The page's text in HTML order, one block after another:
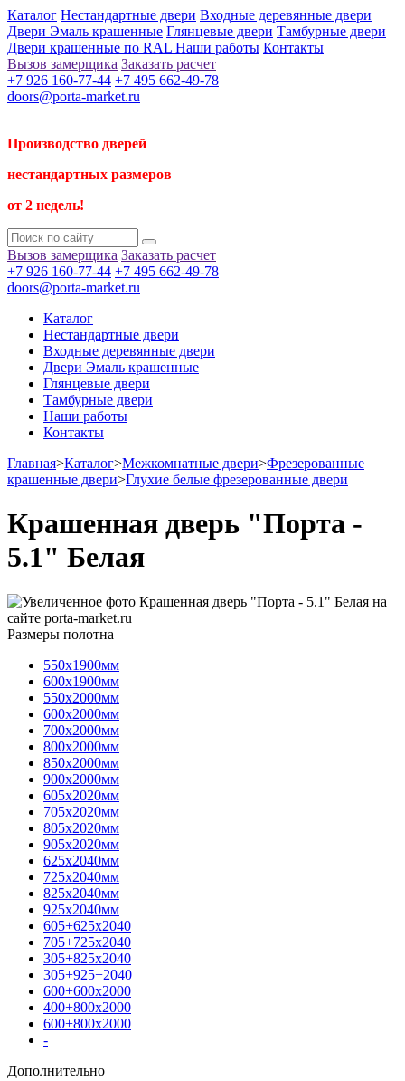
Каталог Нестандартные двери Входные деревянные двери
Двери Эмаль крашенные Глянцевые двери Тамбурные двери
Двери крашенные по RAL Наши работы Контакты
Вызов замерщика Заказать расчет
+7 926 160-77-44 +7 495 662-49-78
doors@porta-market.ru
Производство дверей
нестандартных размеров
от 2 недель!
Вызов замерщика Заказать расчет
+7 926 160-77-44 +7 495 662-49-78
doors@porta-market.ru
Каталог
Нестандартные двери
Входные деревянные двери
Двери Эмаль крашенные
Глянцевые двери
Тамбурные двери
Наши работы
Контакты
Главная>Каталог>Межкомнатные двери>Фрезерованные
крашенные двери>Глухие белые фрезерованные двери
Крашенная дверь "Порта -
5.1" Белая
Размеры полотна
550х1900мм
600х1900мм
550х2000мм
600х2000мм
700х2000мм
800х2000мм
850х2000мм
900х2000мм
605х2020мм
705х2020мм
805х2020мм
905х2020мм
625х2040мм
725х2040мм
825х2040мм
925х2040мм
605+625х2040
705+725х2040
305+825х2040
305+925+2040
600+600х2000
400+800х2000
600+800х2000
-
Дополнительно